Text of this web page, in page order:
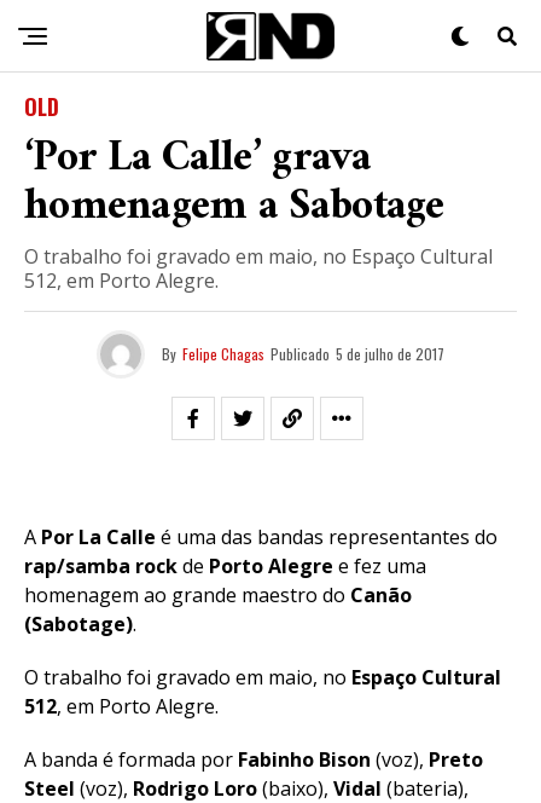
OLD
‘Por La Calle’ grava
homenagem a Sabotage
O trabalho foi gravado em maio, no Espaço Cultural
512, em Porto Alegre.
By Felipe Chagas Publicado 5 de julho de 2017
A Por La Calle é uma das bandas representantes do
rap/samba rockde Porto Alegre e fez uma
homenagem ao grande maestro do Canão
(Sabotage).
O trabalho foi gravado em maio, no Espaço Cultural
512, em Porto Alegre.
A banda é formada por Fabinho Bison (voz), Preto
Steel (voz), Rodrigo Loro(baixo), Vidal (bateria),